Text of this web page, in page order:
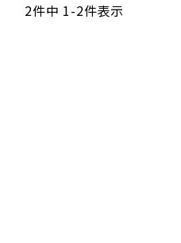
2件中 1-2件表示